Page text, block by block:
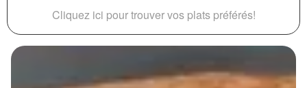
Cliquez ici pour trouver vos plats préférés!